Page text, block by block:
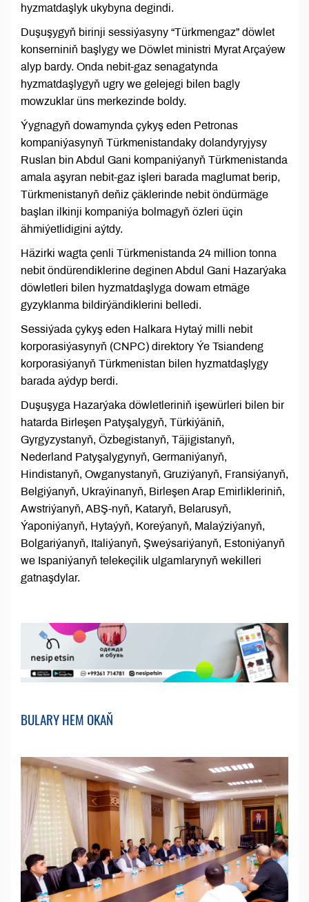
hyzmatdaşlyk ukybyna degindi.
Duşuşygyň birinji sessiýasyny “Türkmengaz” döwlet
konserniniň başlygy we Döwlet ministri Myrat Arçaýew
alyp bardy. Onda nebit-gaz senagatynda
hyzmatdaşlygyň ugry we gelejegi bilen bagly
mowzuklar üns merkezinde boldy.
Ýygnagyň dowamynda çykyş eden Petronas
kompaniýasynyň Türkmenistandaky dolandyryjysy
Ruslan bin Abdul Gani kompaniýanyň Türkmenistanda
amala aşyran nebit-gaz işleri barada maglumat berip,
Türkmenistanyň deňiz çäklerinde nebit öndürmäge
başlan ilkinji kompaniýa bolmagyň özleri üçin
ähmiýetlidigini aýtdy.
Häzirki wagta çenli Türkmenistanda 24 million tonna
nebit öndürendiklerine deginen Abdul Gani Hazarýaka
döwletleri bilen hyzmatdaşlyga dowam etmäge
gyzyklanma bildirýändiklerini belledi.
Sessiýada çykyş eden Halkara Hytaý milli nebit
korporasiýasynyň (CNPC) direktory Ýe Tsiandeng
korporasiýanyň Türkmenistan bilen hyzmatdaşlygy
barada aýdyp berdi.
Duşuşyga Hazarýaka döwletleriniň işewürleri bilen bir
hatarda Birleşen Patyşalygyň, Türkiýäniň,
Gyrgyzystanyň, Özbegistanyň, Täjigistanyň,
Nederland Patyşalygynyň, Germaniýanyň,
Hindistanyň, Owganystanyň, Gruziýanyň, Fransiýanyň,
Belgiýanyň, Ukraýinanyň, Birleşen Arap Emirlikleriniň,
Awstriýanyň, ABŞ-nyň, Kataryň, Belarusyň,
Ýaponiýanyň, Hytaýyň, Koreýanyň, Malaýziýanyň,
Bolgariýanyň, Italiýanyň, Şweýsariýanyň, Estoniýanyň
we Ispaniýanyň telekeçilik ulgamlarynyň wekilleri
gatnaşdylar.
BULARY HEM OKAŇ